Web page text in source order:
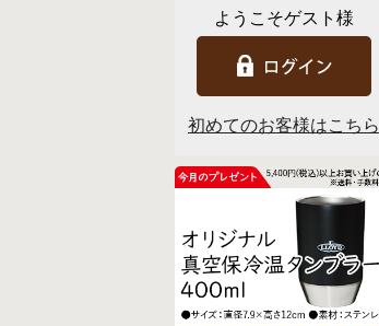
ようこそゲスト様
初めてのお客様はこちら